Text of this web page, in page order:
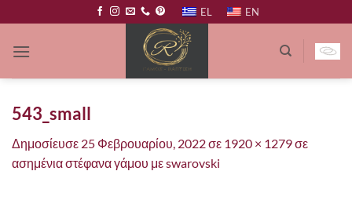
στο
περιεχόμενο
EL EN
543_small
Δημοσίευσε 25 Φεβρουαρίου, 2022σε 1920 × 1279σε
ασημένια στέφανα γάμου με swarovski